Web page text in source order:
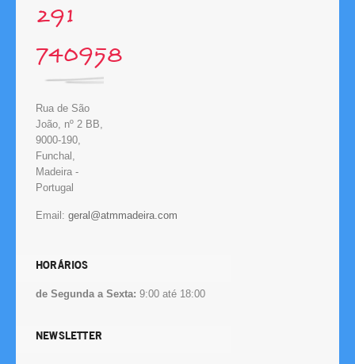
291
740958
Rua de São
João, nº 2 BB,
9000-190,
Funchal,
Madeira -
Portugal
Email:
HORÁRIOS
de Segunda a Sexta: 9:00 até 18:00
NEWSLETTER